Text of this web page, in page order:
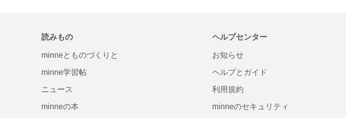
読みもの
minneとものづくりと
minne学習帖
ニュース
minneの本
ヘルプセンター
お知らせ
ヘルプとガイド
利用規約
minneのセキュリティ